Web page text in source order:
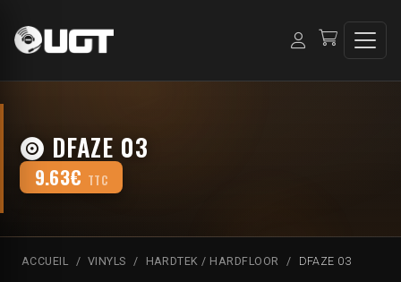
DFAZE 03
9.63€ TTC
ACCUEIL VINYLS HARDTEK / HARDFLOOR DFAZE 03